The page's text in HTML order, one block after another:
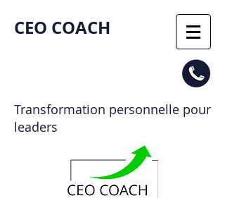
CEO COACH​
Transformation personnelle pour
leaders